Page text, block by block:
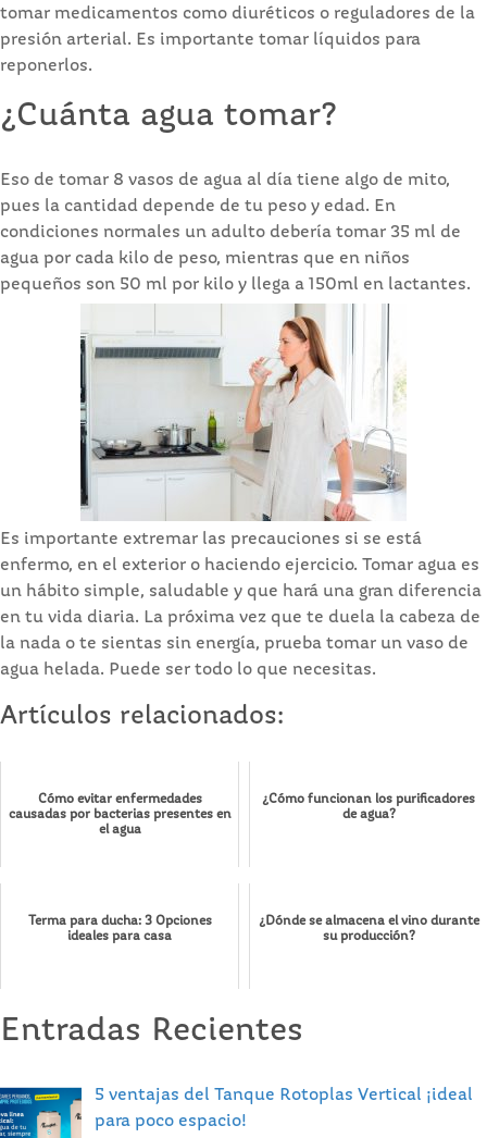
tomar medicamentos como diuréticos o reguladores de la
presión arterial. Es importante tomar líquidos para
reponerlos.
¿Cuánta agua tomar?
Eso de tomar 8 vasos de agua al día tiene algo de mito,
pues la cantidad depende de tu peso y edad. En
condiciones normales un adulto debería tomar 35 ml de
agua por cada kilo de peso, mientras que en niños
pequeños son 50 ml por kilo y llega a 150ml en lactantes.
Es importante extremar las precauciones si se está
enfermo, en el exterior o haciendo ejercicio. Tomar agua es
un hábito simple, saludable y que hará una gran diferencia
en tu vida diaria. La próxima vez que te duela la cabeza de
la nada o te sientas sin energía, prueba tomar un vaso de
agua helada. Puede ser todo lo que necesitas.
Artículos relacionados:
Cómo evitar enfermedades
causadas por bacterias presentes en
el agua
¿Cómo funcionan los purificadores
de agua?
Terma para ducha: 3 Opciones
ideales para casa
¿Dónde se almacena el vino durante
su producción?
Entradas Recientes
5 ventajas del Tanque Rotoplas Vertical ¡ideal
para poco espacio!